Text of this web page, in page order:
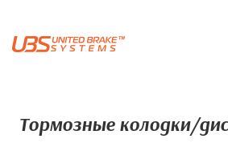
Тормозные колодки/